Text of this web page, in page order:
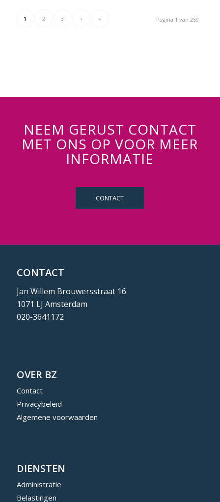
Pagina 1 van 259
1 2 3 › »
NEEM GERUST CONTACT
MET ONS OP VOOR MEER
INFORMATIE
CONTACT
CONTACT
Jan Willem Brouwersstraat 16
1071 LJ Amsterdam
020-3641172
OVER BZ
Contact
Privacybeleid
Algemene voorwaarden
DIENSTEN
Administratie
Belastingen